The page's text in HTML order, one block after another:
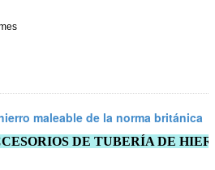
maleable de la norma británica
DE TUBERÍA DE